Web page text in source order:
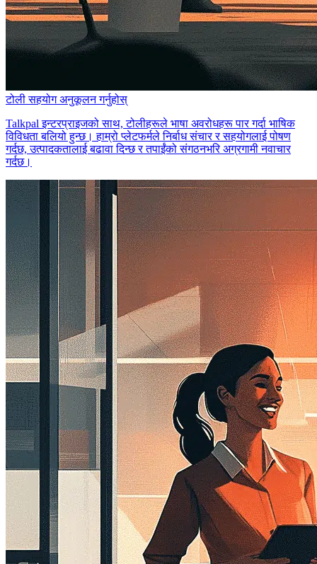
टोली सहयोग अनुकूलन गर्नुहोस्
Talkpal इन्टरप्राइजको साथ, टोलीहरूले भाषा अवरोधहरू पार गर्दा भाषिक
विविधता बलियो हुन्छ। हाम्रो प्लेटफर्मले निर्बाध संचार र सहयोगलाई पोषण
गर्दछ, उत्पादकतालाई बढावा दिन्छ र तपाईंको संगठनभरि अग्रगामी नवाचार
गर्दछ।